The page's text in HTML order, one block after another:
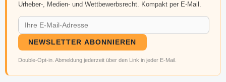
Urheber-, Medien- und Wettbewerbsrecht. Kompakt per E-Mail.
NEWSLETTER ABONNIEREN
Double-Opt-in. Abmeldung jederzeit über den Link in jeder E-Mail.